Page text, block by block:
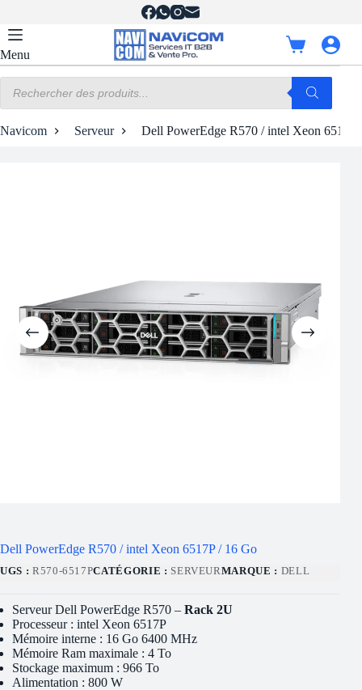
contenu
Menu
Panier
d’achat
produits
Navicom Serveur Dell PowerEdge R570 / intel Xeon 6517P
Dell PowerEdge R570 / intel Xeon 6517P / 16 Go
UGS : R570-6517PCATÉGORIE : SERVEURMARQUE : DELL
Serveur Dell PowerEdge R570 – Rack 2U
Processeur : intel Xeon 6517P
Mémoire interne : 16 Go 6400 MHz
Mémoire Ram maximale : 4 To
Stockage maximum : 966 To
Alimentation : 800 W